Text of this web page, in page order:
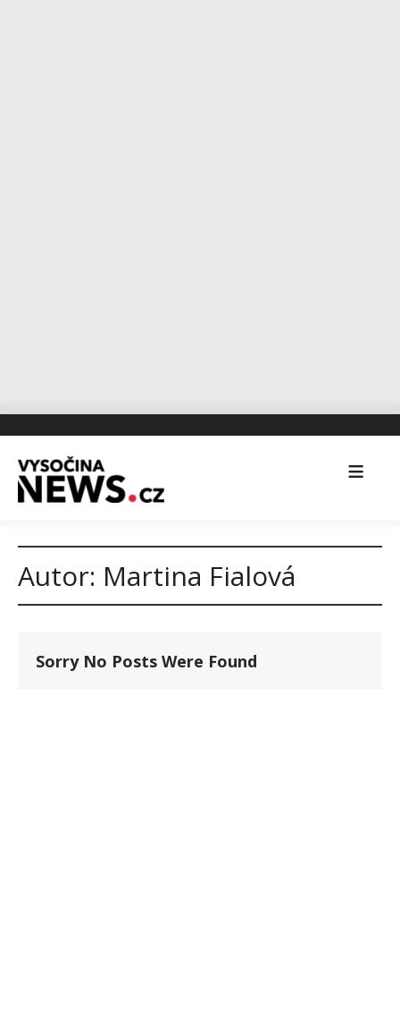
Autor: Martina Fialová
Sorry No Posts Were Found